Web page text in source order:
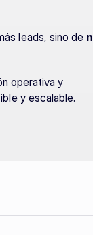
leads, sino de
operativa y
y escalable.